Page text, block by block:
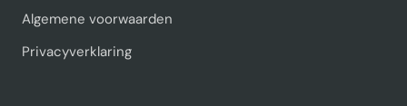
Algemene voorwaarden
Privacyverklaring